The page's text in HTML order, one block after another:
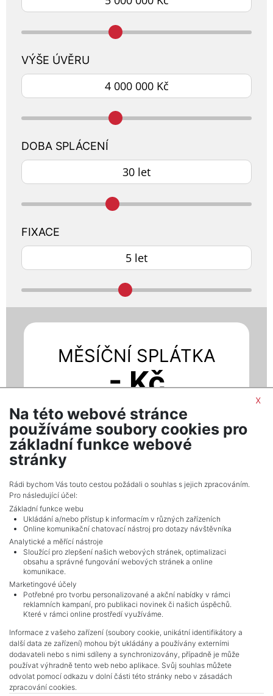
VÝŠE ÚVĚRU
DOBA SPLÁCENÍ
FIXACE
MĚSÍČNÍ SPLÁTKA
- Kč
Při úroku - % p.a.
MÁM ZÁJEM O HYPOTÉKU
NAVIGACE
Obchodní podmínky
Ochrana osobních údajů
Realitní kanceláře
Kontakt
Zpracování cookies
x
Na této webové stránce
používáme soubory cookies pro
základní funkce webové
stránky
Rádi bychom Vás touto cestou požádali o souhlas s jejich zpracováním.
Pro následující účel:
Základní funkce webu
Ukládání a/nebo přístup k informacím v různých zařízeních
Online komunikační chatovací nástroj pro dotazy návštěvníka
Analytické a měřící nástroje
Sloužící pro zlepšení našich webových stránek, optimalizaci
obsahu a správné fungování webových stránek a online
komunikace.
Marketingové účely
Potřebné pro tvorbu personalizované a akční nabídky v rámci
reklamních kampaní, pro publikaci novinek či našich úspěchů.
Které v rámci online prostředí využíváme.
Informace z vašeho zařízení (soubory cookie, unikátní identifikátory a
další data ze zařízení) mohou být ukládány a používány externími
dodavateli nebo s nimi sdíleny a synchronizovány, případně je může
používat výhradně tento web nebo aplikace. Svůj souhlas můžete
odvolat pomocí odkazu v dolní části této stránky nebo v zásadách
zpracování cookies.